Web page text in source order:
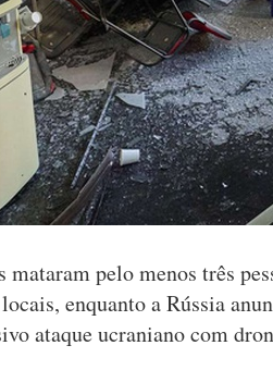
mataram pelo menos três
enquanto a Rússia
ataque ucraniano com